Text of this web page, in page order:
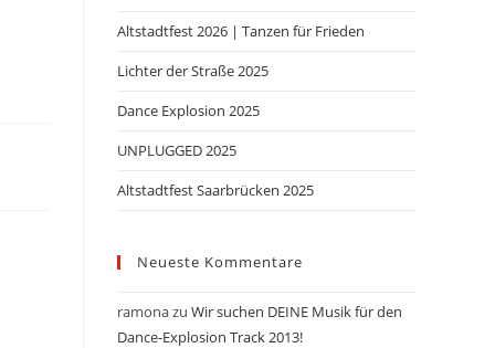
Altstadtfest 2026 | Tanzen für Frieden
Lichter der Straße 2025
Dance Explosion 2025
UNPLUGGED 2025
Altstadtfest Saarbrücken 2025
Neueste Kommentare
ramonazu Wir suchen DEINE Musik für den
Dance-Explosion Track 2013!